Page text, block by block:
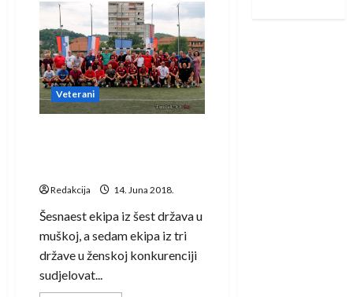
Gračanici
revijalni
susret
veterana
i
veteranki
Veterani
Redakcija 14. Juna 2018.
Šesnaest ekipa iz šest država u
muškoj, a sedam ekipa iz tri
države u ženskoj konkurenciji
sudjelovat...